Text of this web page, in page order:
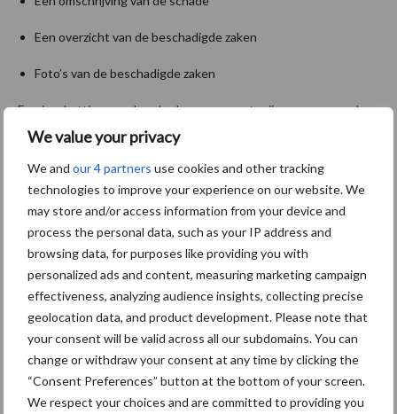
We value your privacy
We and our 4 partners use cookies and other tracking
technologies to improve your experience on our website. We
may store and/or access information from your device and
process the personal data, such as your IP address and
browsing data, for purposes like providing you with
personalized ads and content, measuring marketing campaign
effectiveness, analyzing audience insights, collecting precise
geolocation data, and product development. Please note that
your consent will be valid across all our subdomains. You can
change or withdraw your consent at any time by clicking the
“Consent Preferences” button at the bottom of your screen.
We respect your choices and are committed to providing you
Een overzicht van de beschadigde zaken
Foto’s van de beschadigde zaken
Een inschatting van de schadeomvang met prijsopgaves van de
reparatiekosten Voor gewasschade en beslissingen die overleg
Bron:Interpolis
Beeld:Interpolis
Aanbevolen voor jou!
Grondstoffenmarkt blijft
grillig: droogte en
geopolitiek houden handel
in de greep